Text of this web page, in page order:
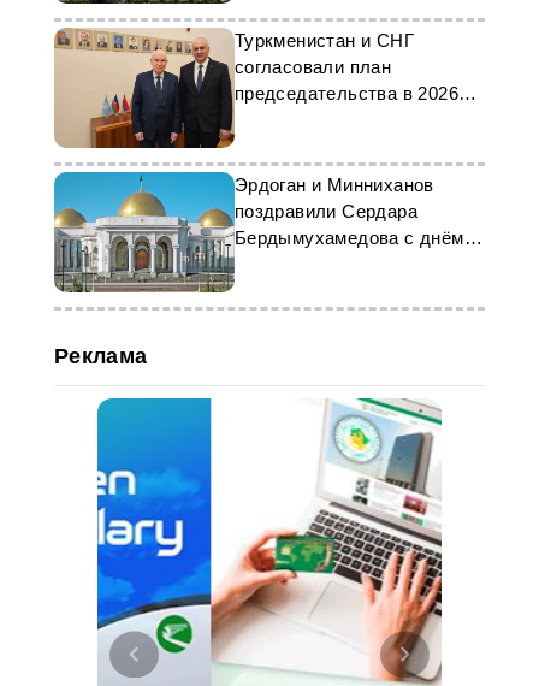
Туркменистан и СНГ
согласовали план
председательства в 2026
Эрдоган и Минниханов
поздравили Сердара
Бердымухамедова с днём
рождения
Реклама